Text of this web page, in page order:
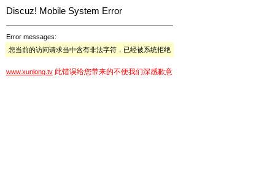
Discuz! Mobile System Error
Error messages:
您当前的访问请求当中含有非法字符，已经被系统拒绝
www.xunlong.tv 此错误给您带来的不便我们深感歉意